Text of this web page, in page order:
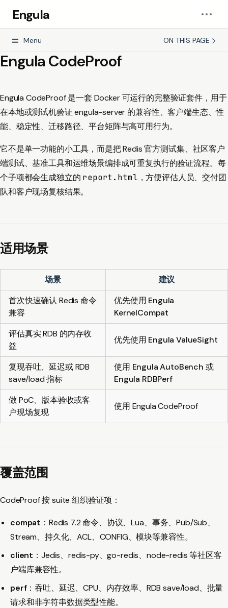
Engula
Menu ON THIS PAGE
Engula CodeProof
Engula CodeProof 是一套 Docker 可运行的完整验证套件，用于
在本地或测试机验证 engula-server 的兼容性、客户端生态、性
能、稳定性、迁移路径、平台矩阵与高可用行为。
它不是单一功能的小工具，而是把 Redis 官方测试集、社区客户
端测试、基准工具和运维场景编排成可重复执行的验证流程。每
个子项都会生成独立的 report.html，方便评估人员、交付团
队和客户现场复核结果。
适用场景
场景
建议
首次快速确认 Redis 命令
兼容
优先使用 Engula
KernelCompat
评估真实 RDB 的内存收
益
优先使用 Engula ValueSight
复现吞吐、延迟或 RDB
save/load 指标
使用 Engula AutoBench 或
Engula RDBPerf
做 PoC、版本验收或客
户现场复现
使用 Engula CodeProof
覆盖范围
CodeProof 按 suite 组织验证项：
compat ：Redis 7.2 命令、协议、Lua、事务、Pub/Sub、
Stream、持久化、ACL、CONFIG、模块等兼容性。
client ：Jedis、redis-py、go-redis、node-redis 等社区客
户端库兼容性。
perf：吞吐、延迟、CPU、内存效率、RDB save/load、批量
请求和非字符串数据类型性能。